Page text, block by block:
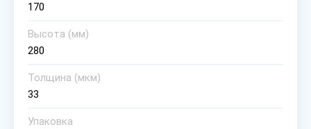
170
Высота (мм)
280
Толщина (мкм)
33
Упаковка